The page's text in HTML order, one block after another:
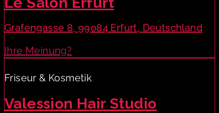
Grafengasse 8, 99084 Erfurt, Deutschland
Ihre Meinung?
Friseur & Kosmetik
Valession Hair Studio